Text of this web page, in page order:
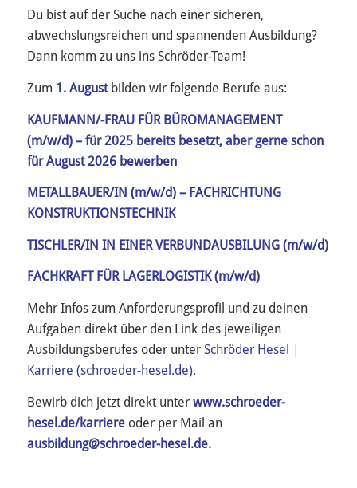
Du bist auf der Suche nach einer sicheren,
abwechslungsreichen und spannenden Ausbildung?
Dann komm zu uns ins Schröder-Team!
Zum 1. August bilden wir folgende Berufe aus:
KAUFMANN/-FRAU FÜR BÜROMANAGEMENT
(m/w/d) – für 2025 bereits besetzt, aber gerne schon
für August 2026 bewerben
METALLBAUER/IN (m/w/d) – FACHRICHTUNG
KONSTRUKTIONSTECHNIK
TISCHLER/IN IN EINER VERBUNDAUSBILUNG (m/w/d)
FACHKRAFT FÜR LAGERLOGISTIK (m/w/d)
Mehr Infos zum Anforderungsprofil und zu deinen
Aufgaben direkt über den Link des jeweiligen
Ausbildungsberufes oder unter Schröder Hesel |
Karriere (schroeder-hesel.de).
Bewirb dich jetzt direkt unter www.schroeder-
hesel.de/karriere oder per Mail an
ausbildung@schroeder-hesel.de.